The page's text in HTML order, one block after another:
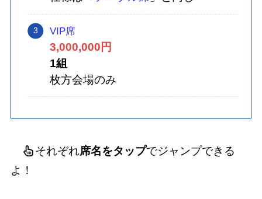
VIP席
3,000,000円
1組
枚方会場のみ
それぞれ席名をタップでジャンプできる
よ！